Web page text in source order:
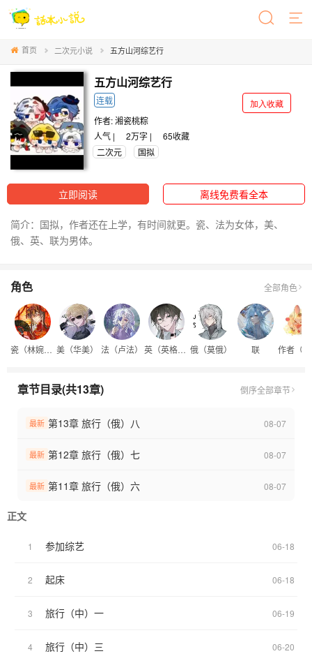
首页 二次元小说 五方山河综艺行
五方山河综艺行
连载
加入收藏
作者:湘瓷桃粽
人气 |
2万字 | 65收藏
二次元
国拟
立即阅读 离线免费看全本
简介：国拟，作者还在上学，有时间就更。瓷、法为女体，美、
俄、英、联为男体。
角色 全部角色
瓷（林婉瓷） 美（华美） 法（卢法） 英（英格兰） 俄（莫俄） 联
章节目录(共13章) 倒序全部章节
最新 第13章 旅行（俄）八 08-07
最新 第12章 旅行（俄）七 08-07
最新 第11章 旅行（俄）六 08-07
正文
1 参加综艺 06-18
2 起床 06-18
3 旅行（中）一 06-19
4 旅行（中）三 06-20